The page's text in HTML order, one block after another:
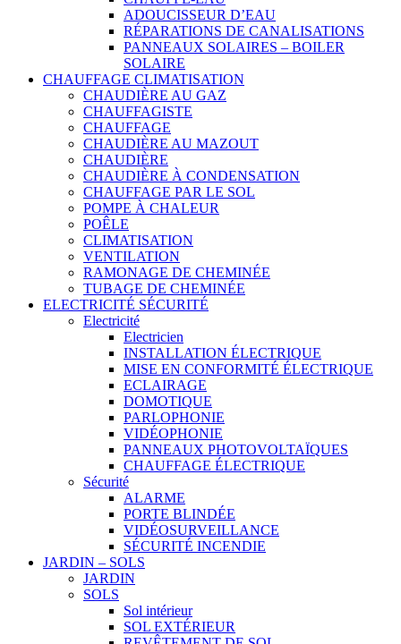
ADOUCISSEUR D’EAU
RÉPARATIONS DE CANALISATIONS
PANNEAUX SOLAIRES – BOILER
SOLAIRE
CHAUFFAGE CLIMATISATION
CHAUDIÈRE AU GAZ
CHAUFFAGISTE
CHAUFFAGE
CHAUDIÈRE AU MAZOUT
CHAUDIÈRE
CHAUDIÈRE À CONDENSATION
CHAUFFAGE PAR LE SOL
POMPE À CHALEUR
POÊLE
CLIMATISATION
VENTILATION
RAMONAGE DE CHEMINÉE
TUBAGE DE CHEMINÉE
ELECTRICITÉ SÉCURITÉ
Electricité
Electricien
INSTALLATION ÉLECTRIQUE
MISE EN CONFORMITÉ ÉLECTRIQUE
ECLAIRAGE
DOMOTIQUE
PARLOPHONIE
VIDÉOPHONIE
PANNEAUX PHOTOVOLTAÏQUES
CHAUFFAGE ÉLECTRIQUE
Sécurité
ALARME
PORTE BLINDÉE
VIDÉOSURVEILLANCE
SÉCURITÉ INCENDIE
JARDIN – SOLS
JARDIN
SOLS
Sol intérieur
SOL EXTÉRIEUR